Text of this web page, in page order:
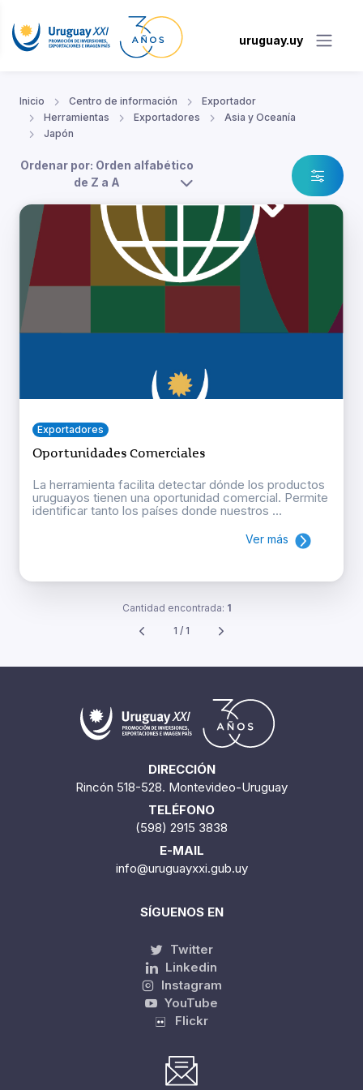
uruguay.uy
Inicio Centro de información
Exportador
Herramientas
Exportadores
Asia y Oceanía
Japón
Ordenar por: Orden alfabético
de Z a A
Exportadores
Oportunidades Comerciales
La herramienta facilita detectar dónde los productos
uruguayos tienen una oportunidad comercial. Permite
identificar tanto los países donde nuestros ...
Ver más
Cantidad encontrada: 1
1 / 1
DIRECCIÓN
Rincón 518-528. Montevideo-Uruguay
TELÉFONO
(598) 2915 3838
E-MAIL
info@uruguayxxi.gub.uy
SÍGUENOS EN
Twitter
Linkedin
Instagram
YouTube
Flickr